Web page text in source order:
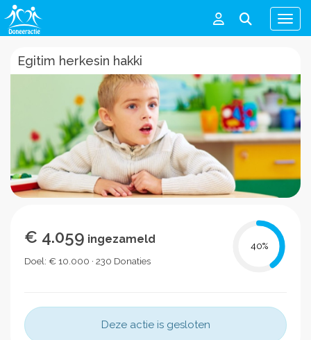
Menu
Egitim herkesin hakki
€ 4.059 ingezameld
Doel: € 10.000 · 230 Donaties
40%
Deze actie is gesloten